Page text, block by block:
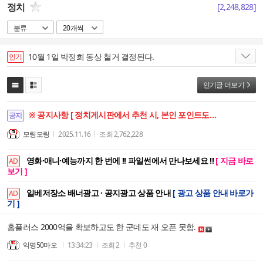
정치 [2,248,828]
분류 20개씩
인기 10월 1일 박정희 동상 철거 결정된다.
인기글 더보기
공지 ※ 공지사항 [ 정치게시판에서 추천 시, 본인 포인트도 함께 상승합니다. ]
모링모링 2025.11.16 조회2,762,228
AD 영화·애니·예능까지 한 번에 !! 파일썬에서 만나보세요 !! [ 지금 바로
보기 ]
AD 일베저장소 배너광고 · 공지광고 상품 안내 [ 광고 상품 안내 바로가
기 ]
홈플러스 2000억을 확보하고도 한 군데도 재 오픈 못함.
익명50마오 13:34:23 조회2 추천 0